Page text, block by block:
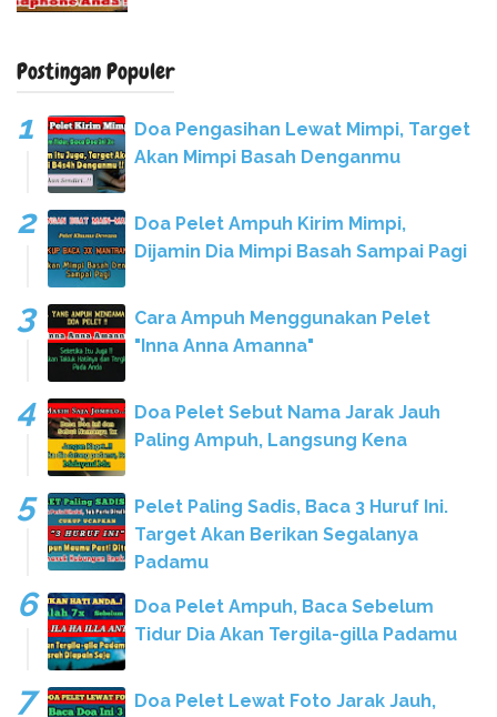
Postingan Populer
Doa Pengasihan Lewat Mimpi, Target
Akan Mimpi Basah Denganmu
Doa Pelet Ampuh Kirim Mimpi,
Dijamin Dia Mimpi Basah Sampai Pagi
Cara Ampuh Menggunakan Pelet
"Inna Anna Amanna"
Doa Pelet Sebut Nama Jarak Jauh
Paling Ampuh, Langsung Kena
Pelet Paling Sadis, Baca 3 Huruf Ini.
Target Akan Berikan Segalanya
Padamu
Doa Pelet Ampuh, Baca Sebelum
Tidur Dia Akan Tergila-gilla Padamu
Doa Pelet Lewat Foto Jarak Jauh,